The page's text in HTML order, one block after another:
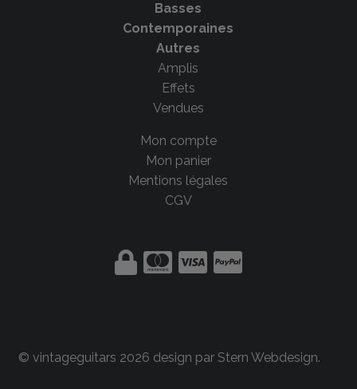
Basses
Contemporaines
Autres
Amplis
Effets
Vendues
Mon compte
Mon panier
Mentions légales
CGV
© vintageguitars 2026 design par Stern Webdesign.